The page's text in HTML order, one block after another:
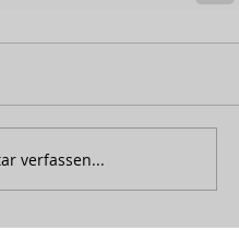
verfassen...